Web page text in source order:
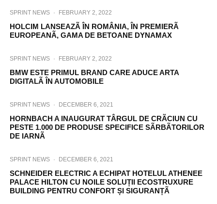
SPRINT NEWS · FEBRUARY 2, 2022
HOLCIM LANSEAZÃ ÎN ROMÂNIA, ÎN PREMIERÃ
EUROPEANÃ, GAMA DE BETOANE DYNAMAX
SPRINT NEWS · FEBRUARY 2, 2022
BMW ESTE PRIMUL BRAND CARE ADUCE ARTA
DIGITALÃ ÎN AUTOMOBILE
SPRINT NEWS · DECEMBER 6, 2021
HORNBACH A INAUGURAT TÂRGUL DE CRÃCIUN CU
PESTE 1.000 DE PRODUSE SPECIFICE SÃRBÃTORILOR
DE IARNÃ
SPRINT NEWS · DECEMBER 6, 2021
SCHNEIDER ELECTRIC A ECHIPAT HOTELUL ATHENEE
PALACE HILTON CU NOILE SOLUȚII ECOSTRUXURE
BUILDING PENTRU CONFORT ȘI SIGURANȚÃ